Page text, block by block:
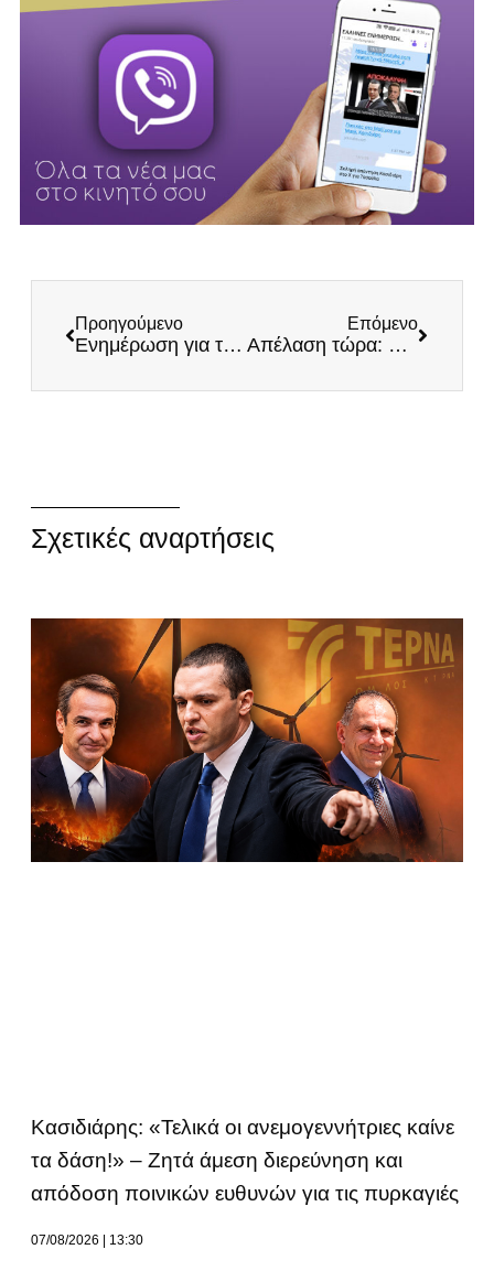
Προηγούμενο
Ενημέρωση για το Κίνημα ΕΛΛΗΝΕΣ σε Λευκάδα και Πρέβεζα
Επόμενο
Απέλαση τώρα: Πακιστανοί βίασαν ομαδικά 25χρονη έγκυο με νοητική στέρηση – Την άρπαξαν από την Ομόνοια
Σχετικές αναρτήσεις
Κασιδιάρης: «Τελικά οι ανεμογεννήτριες καίνε
τα δάση!» – Ζητά άμεση διερεύνηση και
απόδοση ποινικών ευθυνών για τις πυρκαγιές
07/08/2026 13:30